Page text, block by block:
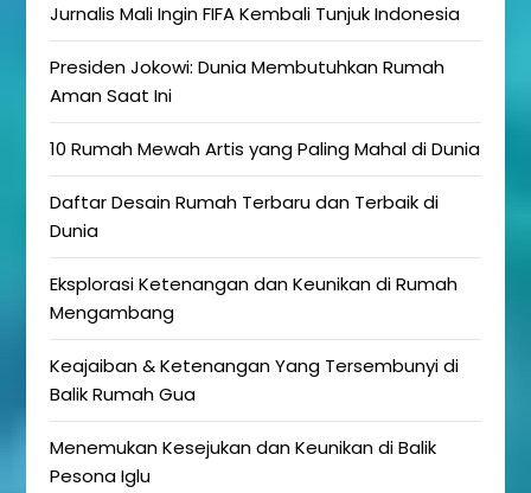
Jurnalis Mali Ingin FIFA Kembali Tunjuk Indonesia
Presiden Jokowi: Dunia Membutuhkan Rumah
Aman Saat Ini
10 Rumah Mewah Artis yang Paling Mahal di Dunia
Daftar Desain Rumah Terbaru dan Terbaik di
Dunia
Eksplorasi Ketenangan dan Keunikan di Rumah
Mengambang
Keajaiban & Ketenangan Yang Tersembunyi di
Balik Rumah Gua
Menemukan Kesejukan dan Keunikan di Balik
Pesona Iglu